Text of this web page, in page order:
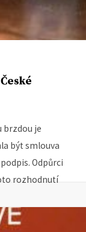
brzdou je
být smlouva
Odpůrci
rozhodnutí